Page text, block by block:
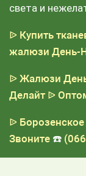
света и
ᐉ Купить
жалюзи День-
ᐉ Жалюзи
Делайт ᐉ
ᐉ Борозенское
Звоните ☎️